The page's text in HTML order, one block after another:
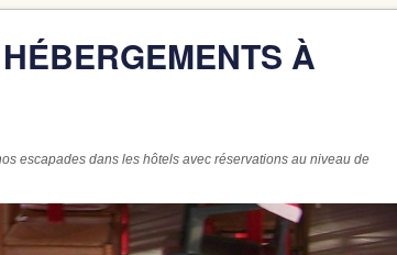
À
escapades dans les hôtels avec réservations au niveau de